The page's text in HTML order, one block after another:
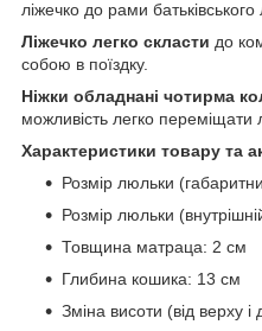
ліжечко до рами батьківського
Ліжечко легко скласти до
собою в поїздку.
Ніжки обладнані чотирма
можливість легко переміщати
Характеристики товару та
Розмір люльки
Розмір люльки
Товщина матраца: 2 см
Глибина кошика: 13 см
Зміна висоти (від верху і